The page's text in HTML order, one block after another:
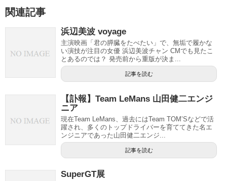
関連記事
浜辺美波 voyage
主演映画「君の膵臓をたべたい」で、無垢で履かな
い演技が注目の女優 浜辺美波チャン CMでも見たこ
とあるのでは？ 発売前から重版が決ま...
記事を読む
【訃報】Team LeMans 山田健二エンジ
ニア
現在Team LeMans、過去にはTeam TOM’Sなどで活
躍され、多くのトップドライバーを育ててきた名エ
ンジニアであった山田健二エンジ...
記事を読む
SuperGT展